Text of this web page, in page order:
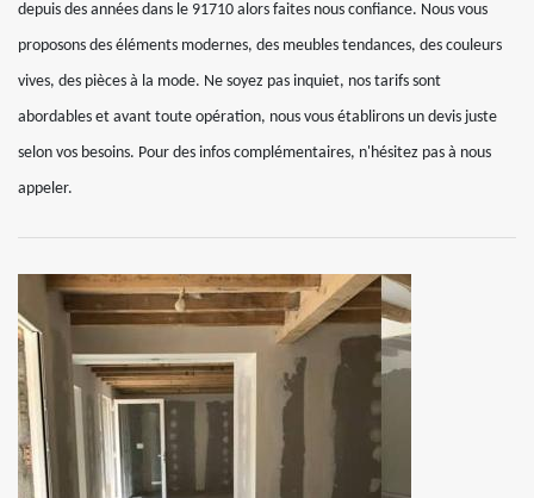
depuis des années dans le 91710 alors faites nous confiance. Nous vous
proposons des éléments modernes, des meubles tendances, des couleurs
vives, des pièces à la mode. Ne soyez pas inquiet, nos tarifs sont
abordables et avant toute opération, nous vous établirons un devis juste
selon vos besoins. Pour des infos complémentaires, n'hésitez pas à nous
appeler.